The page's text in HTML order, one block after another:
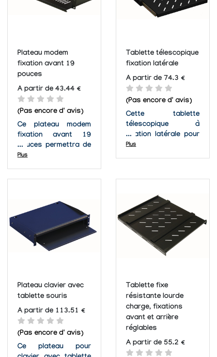
différentes
Plateau modem
fixation avant 19
pouces
A partir de 43.44 €
(Pas encore d' avis)
Ce plateau modem
fixation avant 19
pouces permettra de
positionner des
Plus
Tablette télescopique
fixation latérale
A partir de 74.3 €
(Pas encore d' avis)
Cette tablette
télescopique à
fixation latérale pour
baies serveurs de 19"
accès facile.
Plus
Plateau clavier avec
tablette souris
A partir de 113.51 €
(Pas encore d' avis)
Ce plateau pour
Tablette fixe
résistante lourde
charge, fixations
avant et arrière
réglables
A partir de 55.2 €